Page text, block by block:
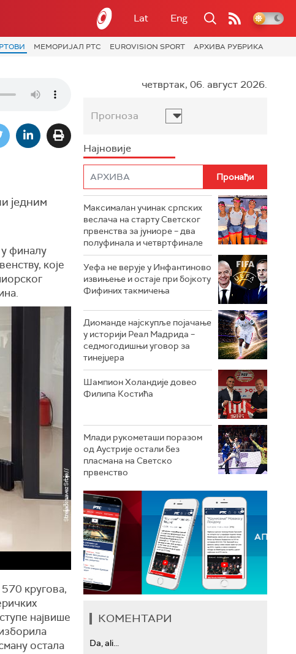
Lat Eng
МЕМОРИЈАЛ РТС EUROVISION SPORT АРХИВА РУБРИКА
једним
финалу
које
кругова,
највише
остала
четвртак, 06. август 2026.
Прогноза
Најновије
Максималан учинак српских
веслача на старту Светског
првенства за јуниоре – два
полуфинала и четвртфинале
Уефа не верује у Инфантиново
извињење и остаје при бојкоту
Фифиних такмичења
Диоманде најскупље појачање
у историји Реал Мадрида –
седмогодишњи уговор за
тинејџера
Шампион Холандије довео
Филипа Костића
Млади рукометаши поразом
од Аустрије остали без
пласмана на Светско
првенство
КОМЕНТАРИ
Da, ali...